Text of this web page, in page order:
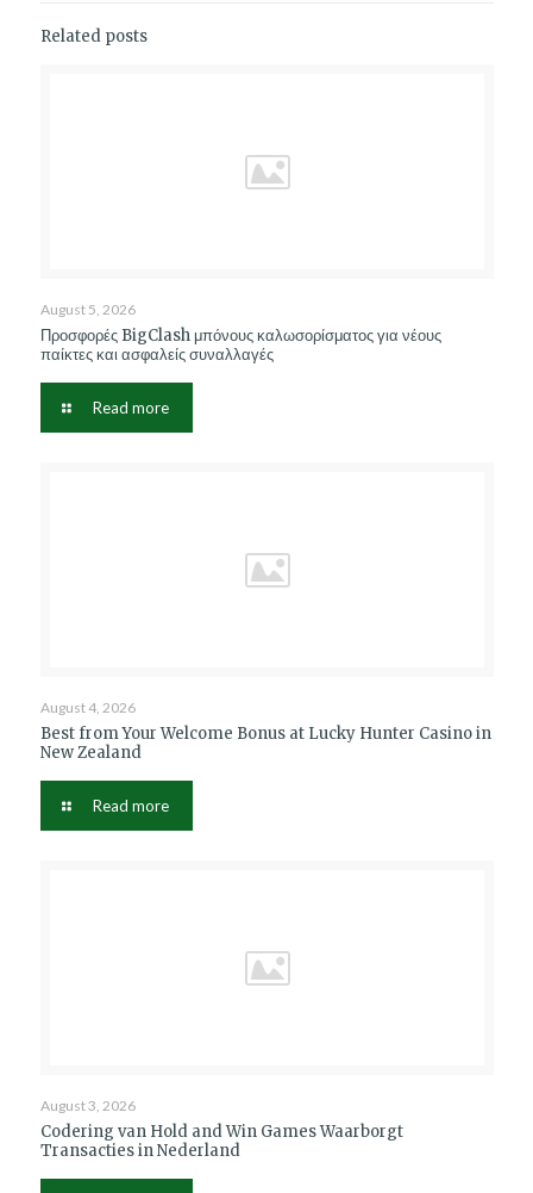
Related posts
August 5, 2026
Προσφορές BigClash μπόνους καλωσορίσματος για νέους
παίκτες και ασφαλείς συναλλαγές
Read more
August 4, 2026
Best from Your Welcome Bonus at Lucky Hunter Casino in
New Zealand
Read more
August 3, 2026
Codering van Hold and Win Games Waarborgt
Transacties in Nederland